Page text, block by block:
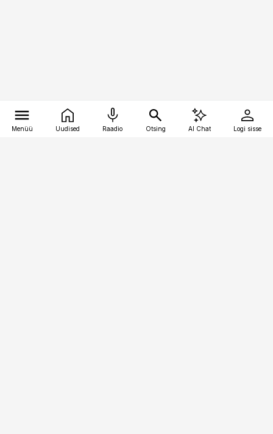
Menüü Uudised Raadio Otsing AI Chat Logi sisse